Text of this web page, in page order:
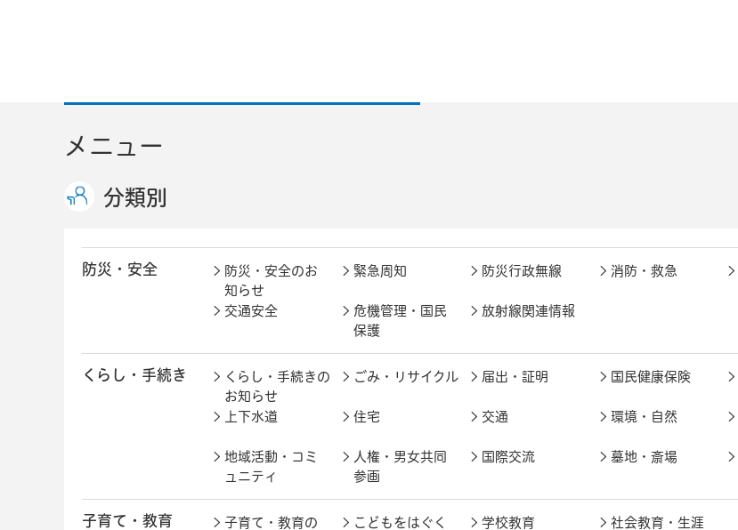
メニュー
分類別
防災・安全
防災・安全のお
知らせ
緊急周知 防災行政無線 消防・救急
交通安全
危機管理・国民
保護
放射線関連情報
くらし・手続き
くらし・手続きの
お知らせ
ごみ・リサイクル 届出・証明 国民健康保険
上下水道 住宅 交通 環境・自然
地域活動・コミ
ュニティ
人権・男女共同
参画
国際交流 墓地・斎場
子育て・教育
子育て・教育の
こどもをはぐく
学校教育
社会教育・生涯